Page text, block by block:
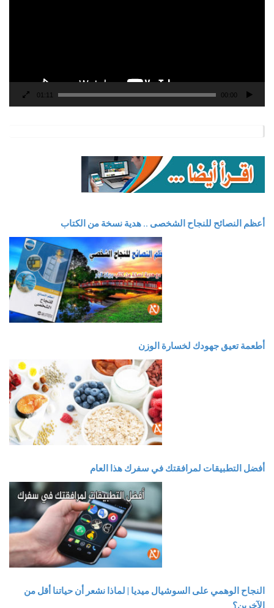
00:00
01:11
أعظم النصائح للنجاح الشخصى .. هدية نسخة من الكتاب
أطعمة تعيق جهودك لخسارة الوزن
أفضل التطبيقات لمرافقتك في سفرك هذا العام
النجاح الوهمي على السوشيال ميديا | لماذا نشعر أن حياتنا أقل من
الآخرين؟